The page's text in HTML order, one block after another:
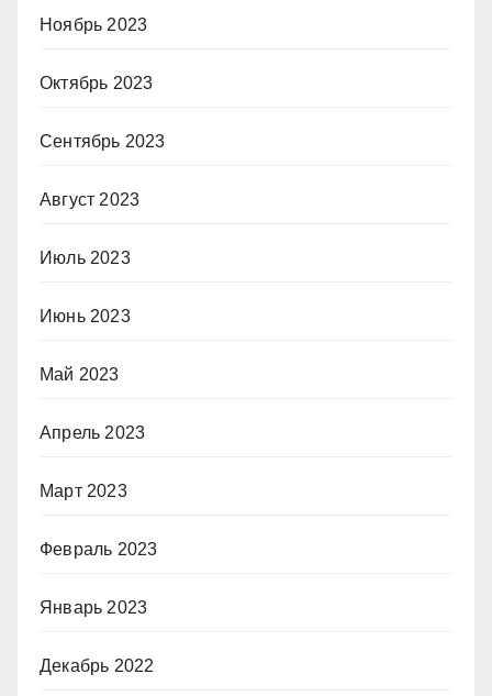
Ноябрь 2023
Октябрь 2023
Сентябрь 2023
Август 2023
Июль 2023
Июнь 2023
Май 2023
Апрель 2023
Март 2023
Февраль 2023
Январь 2023
Декабрь 2022